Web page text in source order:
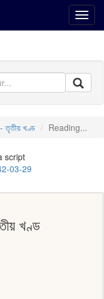
তৃতীয় খণ্ড Reading...
script
03-29
খণ্ড